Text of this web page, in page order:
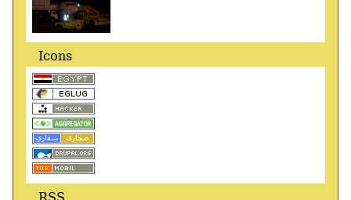
Icons